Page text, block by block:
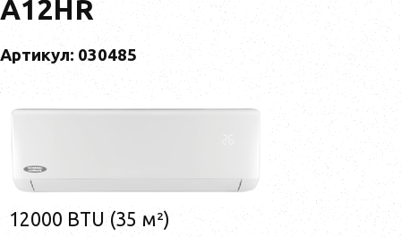
A12HR
Артикул: 030485
12000 BTU (35 м²)